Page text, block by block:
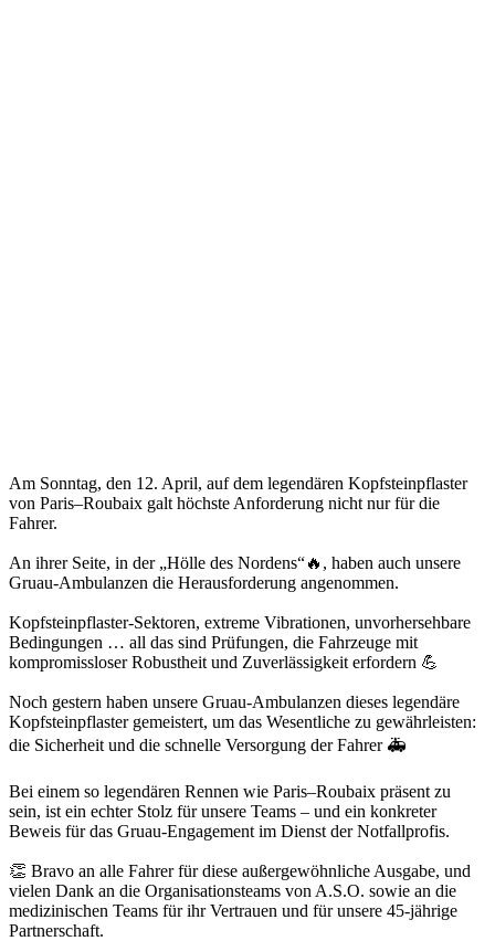
Am Sonntag, den 12. April, auf dem legendären Kopfsteinpflaster
von Paris–Roubaix galt höchste Anforderung nicht nur für die
Fahrer.
An ihrer Seite, in der „Hölle des Nordens“🔥, haben auch unsere
Gruau-Ambulanzen die Herausforderung angenommen.
Kopfsteinpflaster-Sektoren, extreme Vibrationen, unvorhersehbare
Bedingungen … all das sind Prüfungen, die Fahrzeuge mit
kompromissloser Robustheit und Zuverlässigkeit erfordern 💪
Noch gestern haben unsere Gruau-Ambulanzen dieses legendäre
Kopfsteinpflaster gemeistert, um das Wesentliche zu gewährleisten:
die Sicherheit und die schnelle Versorgung der Fahrer 🚑
Bei einem so legendären Rennen wie Paris–Roubaix präsent zu
sein, ist ein echter Stolz für unsere Teams – und ein konkreter
Beweis für das Gruau-Engagement im Dienst der Notfallprofis.
👏 Bravo an alle Fahrer für diese außergewöhnliche Ausgabe, und
vielen Dank an die Organisationsteams von A.S.O. sowie an die
medizinischen Teams für ihr Vertrauen und für unsere 45-jährige
Partnerschaft.